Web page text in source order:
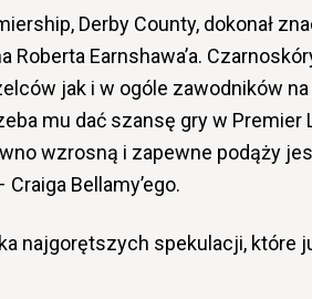
Derby County, dokonał
Roberta Earnshawa’a.
jak i w ogóle zawodników
mu dać szansę gry w Premier
wzrosną i zapewne podąży
Bellamy’ego.
najgorętszych spekulacji, które